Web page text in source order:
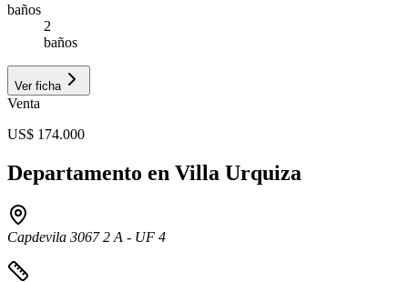
baños
2
baños
Ver ficha
Venta
US$ 174.000
Departamento en Villa Urquiza
Capdevila 3067 2 A - UF 4